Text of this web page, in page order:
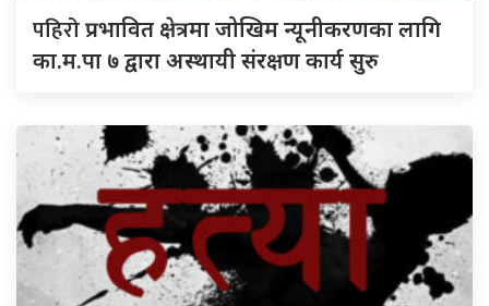
पहिरोप्रभावित क्षेत्रमा जोखिम न्यूनीकरणका लागि
का.म.पा ७ द्वारा अस्थायी संरक्षण कार्य सुरु